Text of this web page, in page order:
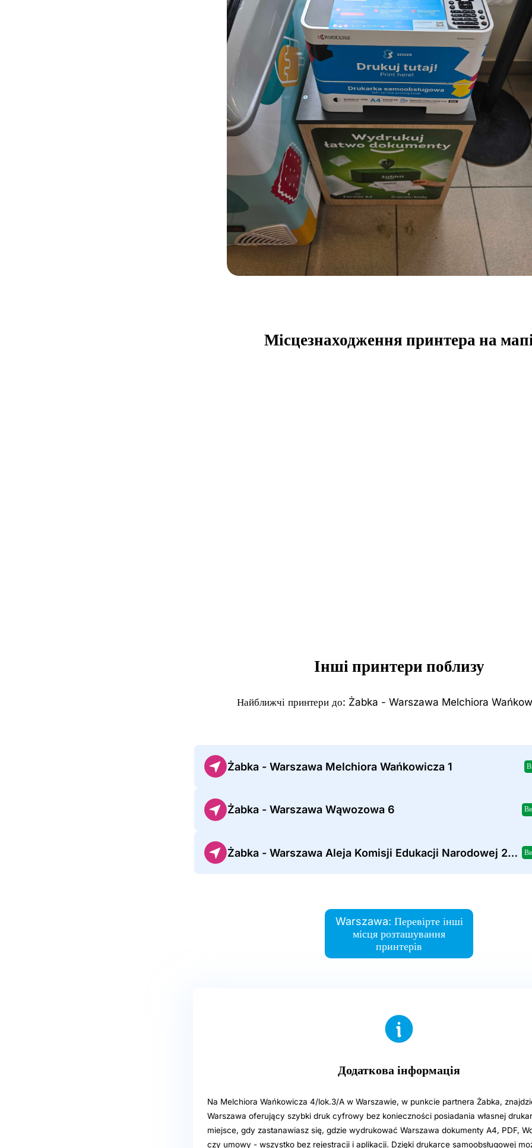
Місцезнаходження принтера на
Інші принтери поблизу
Найближчі принтери до: Żabka - Warszawa Melchiora
Żabka - Warszawa Melchiora Wańkowicza 1
Żabka - Warszawa Wąwozowa 6
Żabka - Warszawa Aleja Komisji Edukacji Narodowej 24A
Warszawa: Перевірте інші
місця розташування
принтерів
Додаткова інформація
Na Melchiora Wańkowicza 4/lok.3/A w Warszawie, w punkcie partnera Żabka,
Warszawa oferujący szybki druk cyfrowy bez konieczności posiadania własnej
miejsce, gdy zastanawiasz się, gdzie wydrukować Warszawa dokumenty A4, PDF,
czy umowy - wszystko bez rejestracji i aplikacji. Dzięki drukarce samoobsługowej